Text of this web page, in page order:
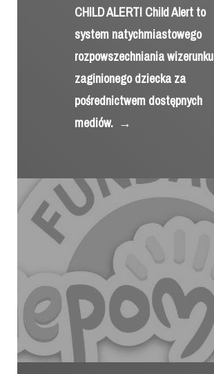
CHILD ALERT! Child Alert to
system natychmiastowego
rozpowszechniania wizerunku
zaginionego dziecka za
pośrednictwem dostępnych
mediów. →